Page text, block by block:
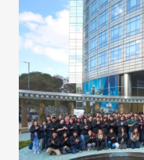
Energía Argentina
Desafío Eco YPF
DESARROLLO
Planes ciudades
Actividades para la